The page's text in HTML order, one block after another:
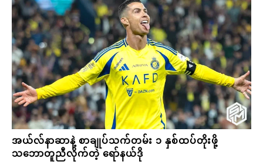
အယ်လ်နာဆာနဲ့ စာချုပ်သက်တမ်း ၁ နှစ်ထပ်တိုးဖို့
သဘောတူညီလိုက်တဲ့ ရော်နယ်ဒို